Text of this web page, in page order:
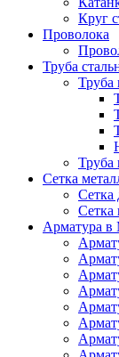
Круг
Проволока
Труба
Труба
Труба
Сетка
Сетка
Сетка
Арматура в